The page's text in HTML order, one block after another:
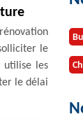
le
utilise les
le délai